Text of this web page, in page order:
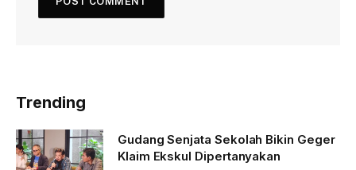
Trending
Gudang Senjata Sekolah Bikin Geger
Klaim Ekskul Dipertanyakan